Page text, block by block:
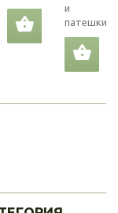
и
патешки...